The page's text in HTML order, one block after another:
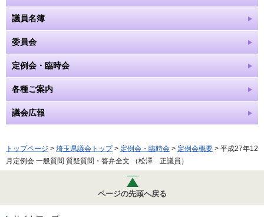
議員名簿
委員会
定例会・臨時会
各種ご案内
議会広報
トップページ > 埼玉県議会トップ> 定例会・臨時会 > 定例会概要 > 平成27年12
月定例会 一般質問 質疑質問・答弁全文 （松澤 正議員）
ページの先頭へ戻る